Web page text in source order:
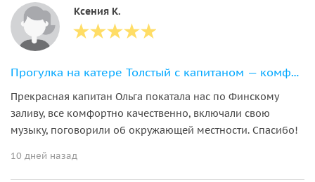
Ксения К.
Прогулка на катере Толстый с капитаном — комфортно и недорого
Прекрасная капитан Ольга покатала нас по Финскому
заливу, все комфортно качественно, включали свою
музыку, поговорили об окружающей местности. Спасибо!
10 дней назад